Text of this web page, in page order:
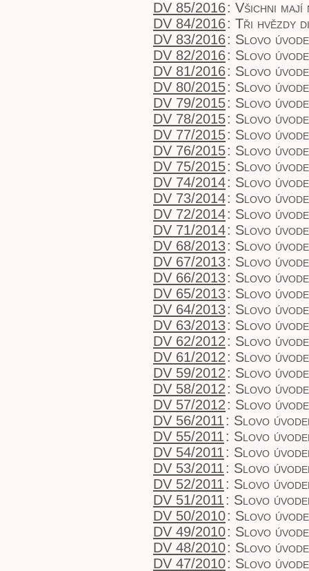
DV 85/2016: Všichni
DV 84/2016: Tři hvězdy
DV 83/2016: Slovo
DV 82/2016: Slovo
DV 81/2016: Slovo
DV 80/2015: Slovo
DV 79/2015: Slovo
DV 78/2015: Slovo
DV 77/2015: Slovo
DV 76/2015: Slovo
DV 75/2015: Slovo
DV 74/2014: Slovo
DV 73/2014: Slovo
DV 72/2014: Slovo
DV 71/2014: Slovo
DV 68/2013: Slovo
DV 67/2013: Slovo
DV 66/2013: Slovo
DV 65/2013: Slovo
DV 64/2013: Slovo
DV 63/2013: Slovo
DV 62/2012: Slovo
DV 61/2012: Slovo
DV 59/2012: Slovo
DV 58/2012: Slovo
DV 57/2012: Slovo
DV 56/2011: Slovo
DV 55/2011: Slovo
DV 54/2011: Slovo
DV 53/2011: Slovo
DV 52/2011: Slovo
DV 51/2011: Slovo
DV 50/2010: Slovo
DV 49/2010: Slovo
DV 48/2010: Slovo
DV 47/2010: Slovo